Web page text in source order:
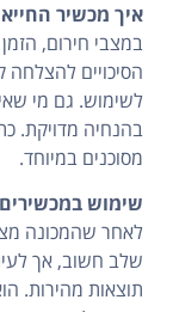
איך מכשיר
במצבי חירום,
הסיכויים להצלחה
לשימוש. גם מי
בהנחיה מדויקת.
מסוכנים במיוחד.
שימוש
לאחר שהמכונה
שלב חשוב, אך
תוצאות מהירות.